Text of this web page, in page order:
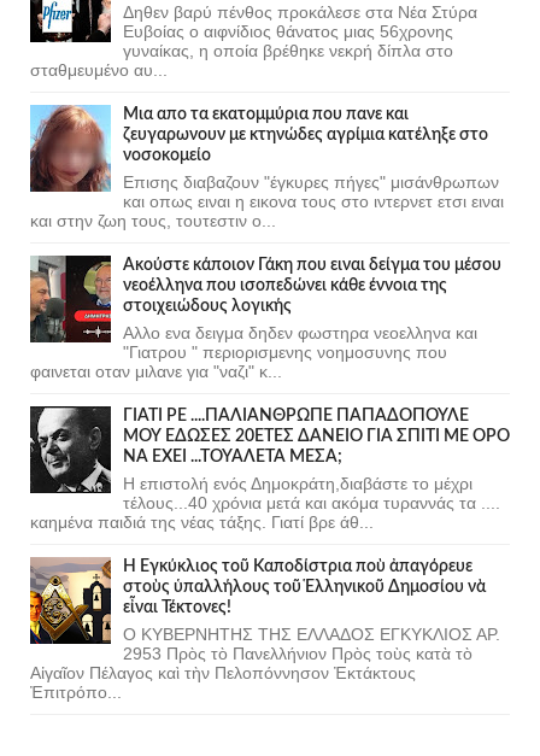
Δηθεν βαρύ πένθος προκάλεσε στα Νέα Στύρα
Ευβοίας ο αιφνίδιος θάνατος μιας 56χρονης
γυναίκας, η οποία βρέθηκε νεκρή δίπλα στο
σταθμευμένο αυ...
Μια απο τα εκατομμύρια που πανε και
ζευγαρωνουν με κτηνώδες αγρίμια κατέληξε στο
νοσοκομείο
Επισης διαβαζουν "έγκυρες πήγες" μισάνθρωπων
και οπως ειναι η εικονα τους στο ιντερνετ ετσι ειναι
και στην ζωη τους, τουτεστιν ο...
Ακούστε κάποιον Γάκη που ειναι δείγμα του μέσου
νεοέλληνα που ισοπεδώνει κάθε έννοια της
στοιχειώδους λογικής
Αλλο ενα δειγμα δηδεν φωστηρα νεοελληνα και
"Γιατρου " περιορισμενης νοημοσυνης που
φαινεται οταν μιλανε για "ναζι" κ...
ΓΙΑΤΙ ΡΕ ....ΠΑΛΙΑΝΘΡΩΠΕ ΠΑΠΑΔΟΠΟΥΛΕ
ΜΟΥ ΕΔΩΣΕΣ 20ΕΤΕΣ ΔΑΝΕΙΟ ΓΙΑ ΣΠΙΤΙ ΜΕ ΟΡΟ
ΝΑ ΕΧΕΙ ...ΤΟΥΑΛΕΤΑ ΜΕΣΑ;
Η επιστολή ενός Δημοκράτη,διαβάστε το μέχρι
τέλους...40 χρόνια μετά και ακόμα τυραννάς τα ....
καημένα παιδιά της νέας τάξης. Γιατί βρε άθ...
Ἡ Ἐγκύκλιος τοῦ Καποδίστρια ποὺ ἀπαγόρευε
στοὺς ὑπαλλήλους τοῦ Ἑλληνικοῦ Δημοσίου νὰ
εἶναι Τέκτονες!
Ο ΚΥΒΕΡΝΗΤΗΣ ΤΗΣ ΕΛΛΑΔΟΣ ΕΓΚΥΚΛΙΟΣ ΑΡ.
2953 Πρὸς τὸ Πανελλήνιον Πρὸς τοὺς κατὰ τὸ
Αἰγαῖον Πέλαγος καὶ τὴν Πελοπόννησον Ἐκτάκτους
Ἐπιτρόπο...